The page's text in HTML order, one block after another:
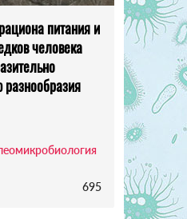
питания и
человека
695